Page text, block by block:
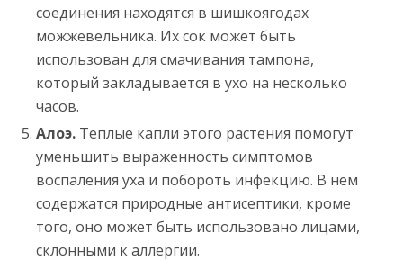
соединения находятся в шишкоягодах
можжевельника. Их сок может быть
использован для смачивания тампона,
который закладывается в ухо на несколько
часов.
Алоэ. Теплые капли этого растения помогут
уменьшить выраженность симптомов
воспаления уха и побороть инфекцию. В нем
содержатся природные антисептики, кроме
того, оно может быть использовано лицами,
склонными к аллергии.